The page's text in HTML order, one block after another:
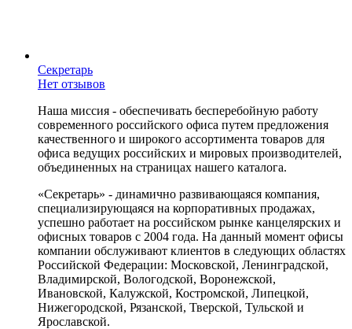
Секретарь
Нет отзывов
Наша миссия - обеспечивать бесперебойную работу
современного российского офиса путем предложения
качественного и широкого ассортимента товаров для
офиса ведущих российских и мировых производителей,
объединенных на страницах нашего каталога.
«Секретарь» - динамично развивающаяся компания,
специализирующаяся на корпоративных продажах,
успешно работает на российском рынке канцелярских и
офисных товаров с 2004 года. На данный момент офисы
компании обслуживают клиентов в следующих областях
Российской Федерации: Московской, Ленинградской,
Владимирской, Вологодской, Воронежской,
Ивановской, Калужской, Костромской, Липецкой,
Нижегородской, Рязанской, Тверской, Тульской и
Ярославской.